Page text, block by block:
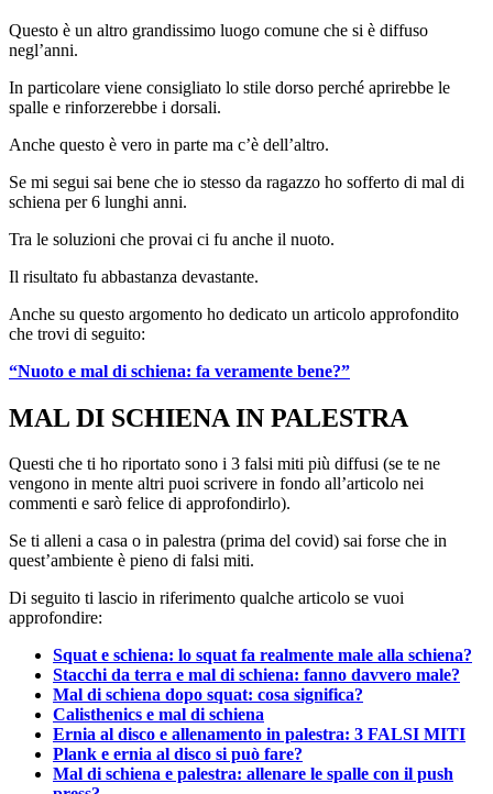
Questo è un altro grandissimo luogo comune che si è diffuso
negl’anni.
In particolare viene consigliato lo stile dorso perché aprirebbe le
spalle e rinforzerebbe i dorsali.
Anche questo è vero in parte ma c’è dell’altro.
Se mi segui sai bene che io stesso da ragazzo ho sofferto di mal di
schiena per 6 lunghi anni.
Tra le soluzioni che provai ci fu anche il nuoto.
Il risultato fu abbastanza devastante.
Anche su questo argomento ho dedicato un articolo approfondito
che trovi di seguito:
“Nuoto e mal di schiena: fa veramente bene?”
MAL DI SCHIENA IN PALESTRA
Questi che ti ho riportato sono i 3 falsi miti più diffusi (se te ne
vengono in mente altri puoi scrivere in fondo all’articolo nei
commenti e sarò felice di approfondirlo).
Se ti alleni a casa o in palestra (prima del covid) sai forse che in
quest’ambiente è pieno di falsi miti.
Di seguito ti lascio in riferimento qualche articolo se vuoi
approfondire:
Squat e schiena: lo squat fa realmente male alla schiena?
Stacchi da terra e mal di schiena: fanno davvero male?
Mal di schiena dopo squat: cosa significa?
Calisthenics e mal di schiena
Ernia al disco e allenamento in palestra: 3 FALSI MITI
Plank e ernia al disco si può fare?
Mal di schiena e palestra: allenare le spalle con il push